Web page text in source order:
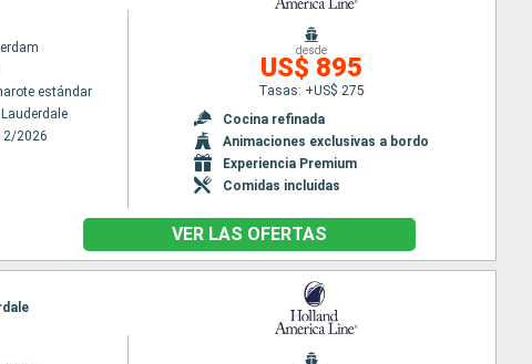
estándar
Lauderdale
2026
desde
US$ 895
Tasas: +US$ 275
Cocina refinada
Animaciones exclusivas a bordo
Experiencia Premium
Comidas incluidas
VER LAS OFERTAS